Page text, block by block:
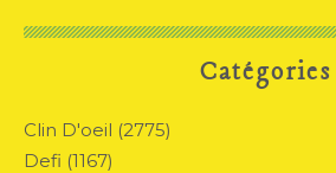
Catégories
Clin D'oeil (2775)
Defi (1167)